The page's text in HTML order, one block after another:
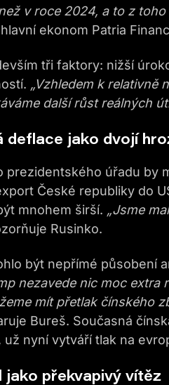
v roce 2024, a to z
ekonom Patria
tři faktory: nižší
„Vzhledem k relativně
další růst reálných
deflace jako dvojí
prezidentského úřadu by
České republiky do
mnohem širší. „Jsme
Rusinko.
být nepřímé působení
nezavede nic moc extra
mít přetlak čínského
Bureš. Současná
už nyní vytváří tlak na
jako překvapivý vítěz